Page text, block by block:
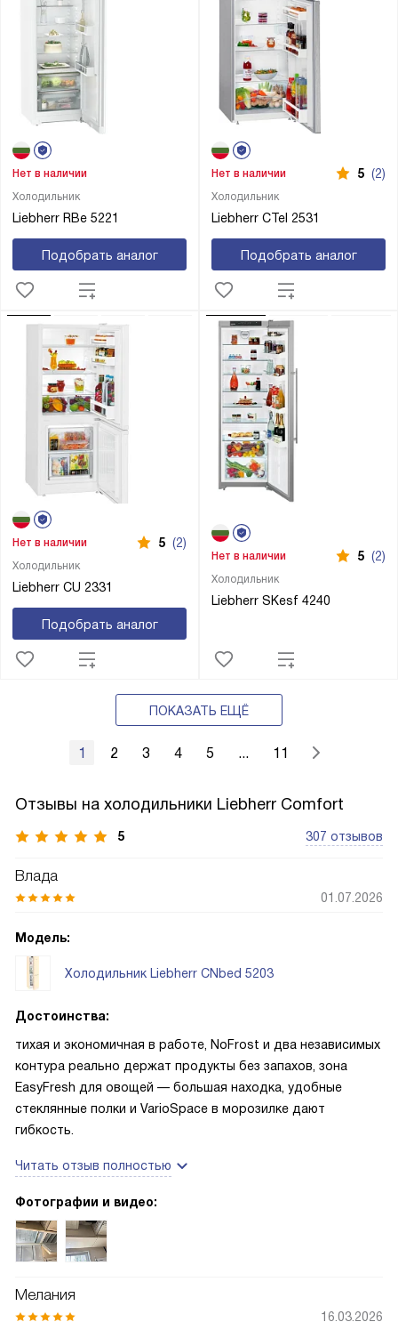
Холодильник
Liebherr RBe 5221
Нет в наличии
Подобрать аналог
Холодильник
Liebherr CTel 2531
Нет в наличии 5 (2)
Подобрать аналог
Холодильник
Liebherr CU 2331
Нет в наличии 5 (2)
Подобрать аналог
Холодильник
Liebherr SKesf 4240
Нет в наличии 5 (2)
ПОКАЗАТЬ ЕЩЁ
1 2 3 4 5 ... 11
Отзывы на холодильники Liebherr Comfort
5 307 отзывов
Влада
01.07.2026
Модель:
Холодильник Liebherr CNbed 5203
Достоинства:
тихая и экономичная в работе, NoFrost и два независимых
контура реально держат продукты без запахов, зона
EasyFresh для овощей — большая находка, удобные
стеклянные полки и VarioSpace в морозилке дают
гибкость.
Читать отзыв полностью
Фотографии и видео:
Мелания
16.03.2026